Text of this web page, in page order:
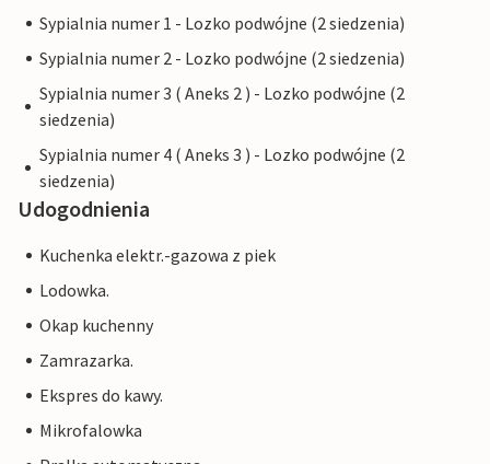
Sypialnia numer 1 - Lozko podwójne (2 siedzenia)
Sypialnia numer 2 - Lozko podwójne (2 siedzenia)
Sypialnia numer 3 ( Aneks 2 ) - Lozko podwójne (2
siedzenia)
Sypialnia numer 4 ( Aneks 3 ) - Lozko podwójne (2
siedzenia)
Udogodnienia
Kuchenka elektr.-gazowa z piek
Lodowka.
Okap kuchenny
Zamrazarka.
Ekspres do kawy.
Mikrofalowka